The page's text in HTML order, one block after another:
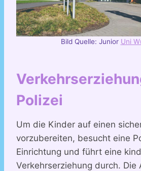
Bild Quelle: Junior Uni
Polizei
Um die Kinder auf einen
vorzubereiten, besucht eine
Einrichtung und führt eine
Verkehrserziehung durch. Die